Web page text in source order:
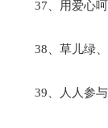
37、用爱心
38、草儿绿
39、人人参